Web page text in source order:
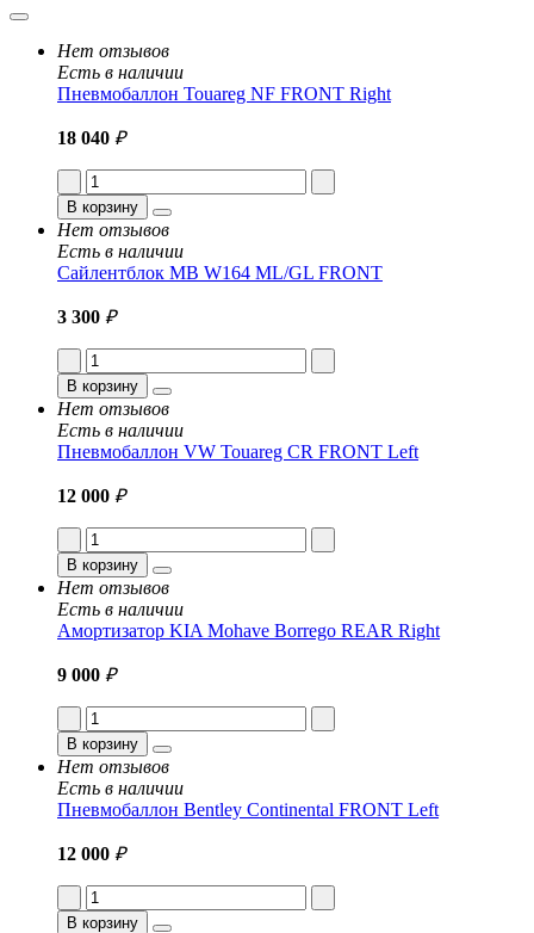
Нет отзывов
Есть в наличии
Пневмобаллон Touareg NF FRONT Right
18 040 ₽
В корзину
Нет отзывов
Есть в наличии
Сайлентблок MB W164 ML/GL FRONT
3 300 ₽
В корзину
Нет отзывов
Есть в наличии
Пневмобаллон VW Touareg CR FRONT Left
12 000 ₽
В корзину
Нет отзывов
Есть в наличии
Амортизатор KIA Mohave Borrego REAR Right
9 000 ₽
В корзину
Нет отзывов
Есть в наличии
Пневмобаллон Bentley Continental FRONT Left
12 000 ₽
В корзину